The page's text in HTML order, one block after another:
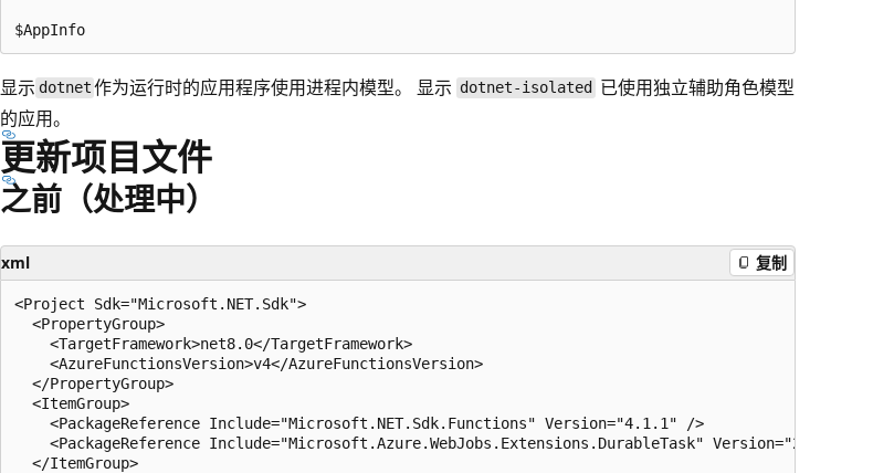
显示 dotnet 作为运行时的应用程序使用进程内模型。 显示 dotnet-isolated
已使用独立辅助角色模型
的应用。
更新项目文件
之前（处理中）
xml 复制
<Project Sdk="Microsoft.NET.Sdk">
  <PropertyGroup>
    <TargetFramework>net8.0</TargetFramework>
    <AzureFunctionsVersion>v4</AzureFunctionsVersion>
  </PropertyGroup>
  <ItemGroup>
    <PackageReference Include="Microsoft.NET.Sdk.Functions" Version="4.1.1" />
    <PackageReference Include="Microsoft.Azure.WebJobs.Extensions.DurableTask" Version="2.13.0" />
  </ItemGroup>